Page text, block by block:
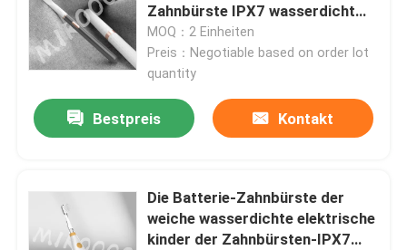
Zahnbürste IPX7 wasserdicht
mit 3 Modi
MOQ：2 Einheiten
Preis：Negotiable based on order lot
quantity
Bestpreis Kontakt
Die Batterie-Zahnbürste der
weiche wasserdichte elektrische
kinder der Zahnbürsten-IPX7